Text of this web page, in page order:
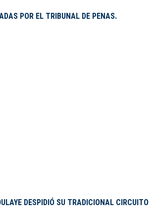
POR EL TRIBUNAL DE PENAS.
DESPIDIÓ SU TRADICIONAL CIRCUITO